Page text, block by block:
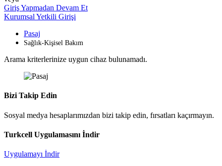
Giriş Yapmadan Devam Et
Kurumsal Yetkili Girişi
Pasaj
Sağlık-Kişisel Bakım
Arama kriterlerinize uygun cihaz bulunamadı.
Bizi Takip Edin
Sosyal medya hesaplarımızdan bizi takip edin, fırsatları kaçırmayın.
Turkcell Uygulamasını İndir
Uygulamayı İndir